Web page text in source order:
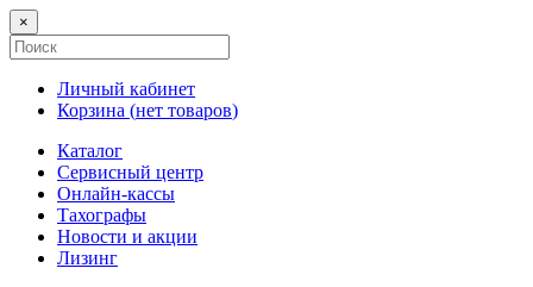
×
Личный кабинет
Корзина (нет товаров)
Каталог
Сервисный центр
Онлайн-кассы
Тахографы
Новости и акции
Лизинг